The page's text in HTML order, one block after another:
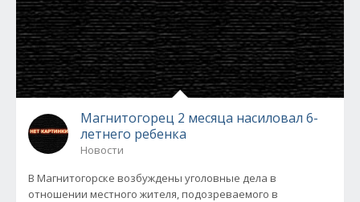
Магнитогорец 2 месяца насиловал 6-
летнего ребенка
Новости
В Магнитогорске возбуждены уголовные дела в
отношении местного жителя, подозреваемого в